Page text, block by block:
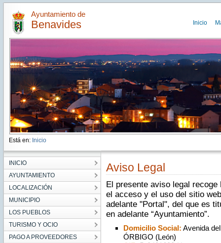
Ayuntamiento de
Benavides Inicio
Está en: Inicio
INICIO
AYUNTAMIENTO
LOCALIZACIÓN
MUNICIPIO
LOS PUEBLOS
TURISMO Y OCIO
PAGO A PROVEEDORES
Aviso Legal
El presente aviso legal
el acceso y el uso del sitio
adelante "Portal", del que es
en adelante “Ayuntamiento”.
Domicilio Social: Avenida
ÓRBIGO (León)